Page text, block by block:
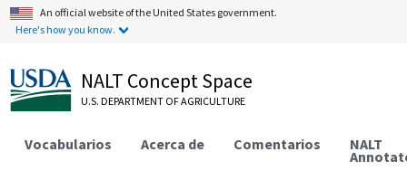
An official website of the United States government.
Here's how you know.
NALT Concept Space
U.S. DEPARTMENT OF AGRICULTURE
Vocabularios Acerca de Comentarios NALT